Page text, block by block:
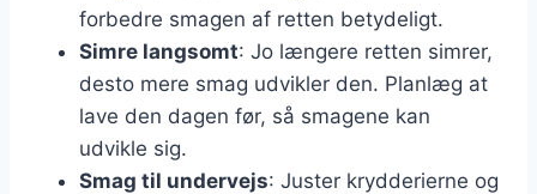
forbedre smagen af retten betydeligt.
Simre langsomt: Jo længere retten simrer,
desto mere smag udvikler den. Planlæg at
lave den dagen før, så smagene kan
udvikle sig.
Smag til undervejs: Juster krydderierne og